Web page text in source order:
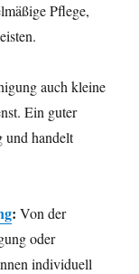
Pflege,
auch kleine
Ein guter
und handelt
: Von der
oder
individuell